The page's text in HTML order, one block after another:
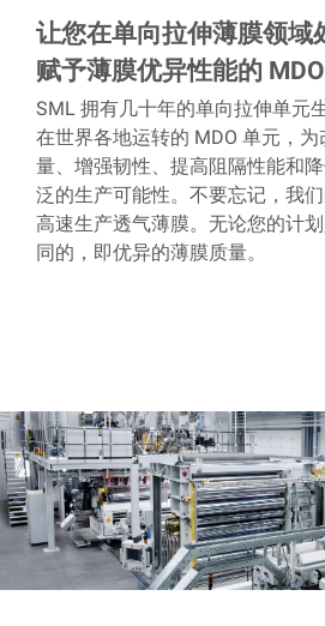
让您在单向拉伸薄膜领域
赋予薄膜优异性能的
SML 拥有几十年的单向拉伸单元
在世界各地运转的 MDO 单元，
量、增强韧性、提高阻隔性能和
泛的生产可能性。不要忘记，我
高速生产透气薄膜。无论您的计
同的，即优异的薄膜质量。